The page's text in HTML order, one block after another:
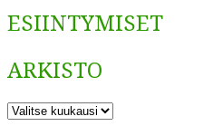
ESIINTYMISET
ARKISTO
ARKISTO